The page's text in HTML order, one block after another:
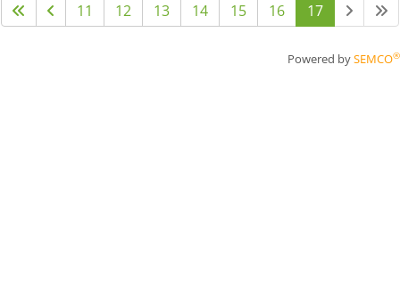
11 12 13 14 15 16 17
Powered bySEMCO®